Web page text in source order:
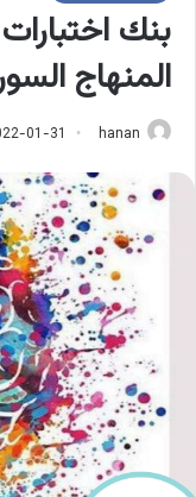
بنك
المنهاج
hanan
01-31